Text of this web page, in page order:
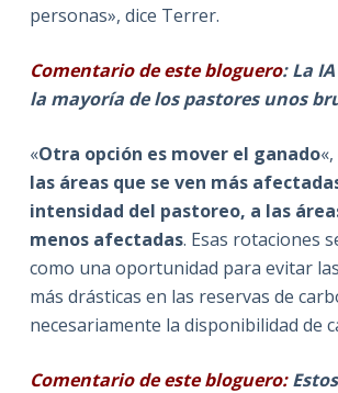
personas», dice Terrer.
Comentario de este bloguero: La
la mayoría de los pastores unos
«Otra opción es mover el ganado
las áreas que se ven más
intensidad del pastoreo, a las
menos afectadas. Esas rotaciones
como una oportunidad para evitar
más drásticas en las reservas de
necesariamente la disponibilidad de
Comentario de este bloguero: